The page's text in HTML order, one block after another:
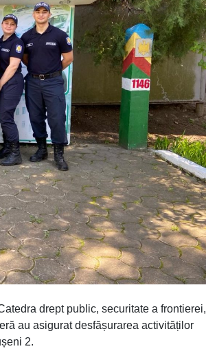
drept public, securitate a frontierei,
au asigurat desfășurarea activităților
2.